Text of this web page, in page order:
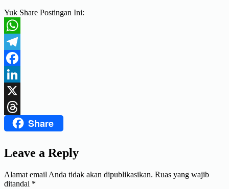
Yuk Share Postingan Ini:
WhatsApp
Telegram
Facebook
LinkedIn
X
ThreadsShare
Leave a Reply
Alamat email Anda tidak akan dipublikasikan. Ruas yang wajib
ditandai *